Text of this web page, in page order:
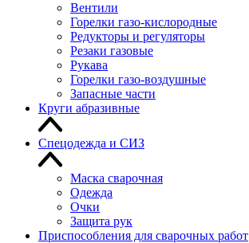
Вентили
Горелки газо-кислородные
Редукторы и регуляторы
Резаки газовые
Рукава
Горелки газо-воздушные
Запасные части
Круги абразивные
Спецодежда и СИЗ
Маска сварочная
Одежда
Очки
Защита рук
Приспособления для сварочных работ